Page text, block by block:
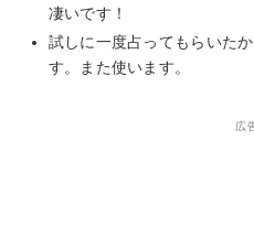
凄いです！
試しに一度占ってもらいた
す。また使います。
広